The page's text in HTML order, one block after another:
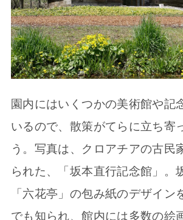
園内にはいくつかの美術館や記
いるので、散策がてらに立ち寄
う。写真は、クロアチアの古民
られた、「坂本直行記念館」。
「六花亭」の包み紙のデザイン
でも知られ、館内には多数の絵